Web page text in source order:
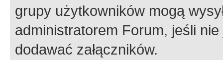
grupy użytkowników mogą
administratorem Forum, jeśli
dodawać załączników.